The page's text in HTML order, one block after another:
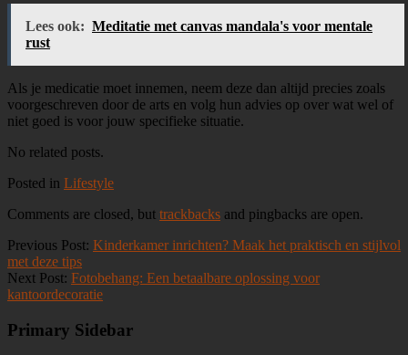
Lees ook: Meditatie met canvas mandala's voor mentale
rust
Als je medicatie moet innemen, neem deze dan altijd precies zoals
voorgeschreven door de arts en volg hun advies op over wat wel of
niet goed is voor jouw specifieke situatie.
No related posts.
Posted in Lifestyle
Comments are closed, but trackbacks and pingbacks are open.
Previous Post: Kinderkamer inrichten? Maak het praktisch en stijlvol
met deze tips
Next Post: Fotobehang: Een betaalbare oplossing voor
kantoordecoratie
Primary Sidebar